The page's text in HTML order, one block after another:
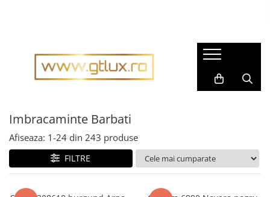
Rochii dama
Rochii matase naturala
Rochii casual
Pantaloni dama
Fuste dama
Sacouri dama
Pijamale barbati
Accesorii barbati
Fulare barbati
Tricouri barbati
Tricotaje
Imbracaminte sport barbati
Costume barbati
Imbracaminte Barbati
Afiseaza: 1-24 din 243 produse
FILTRE